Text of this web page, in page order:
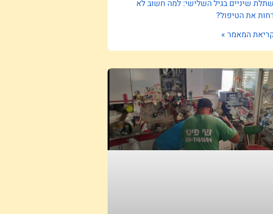
שיניים בגיל השלישי: למה חשוב לא
את הטיפול?
המאמר »